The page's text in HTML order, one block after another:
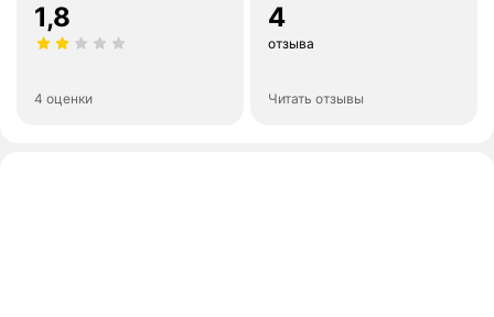
1,8
4 оценки
4
отзыва
Читать отзывы